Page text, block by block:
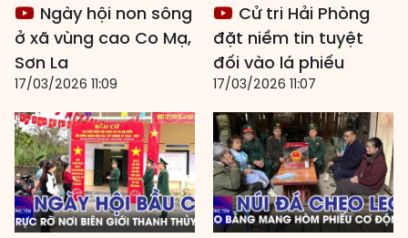
Ngày hội non sông
ở xã vùng cao Co Mạ,
Sơn La
17/03/2026 11:09
Cử tri Hải Phòng
đặt niềm tin tuyệt
đối vào lá phiếu
17/03/2026 11:07